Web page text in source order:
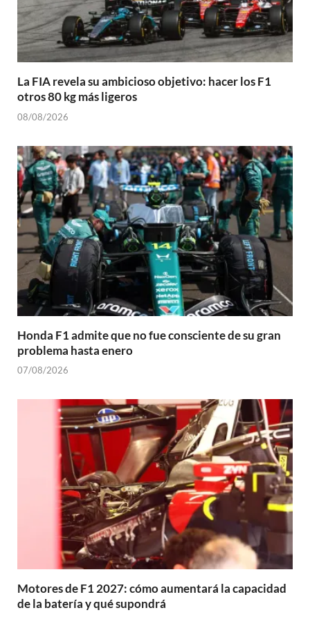
La FIA revela su ambicioso objetivo: hacer los F1
otros 80 kg más ligeros
08/08/2026
Honda F1 admite que no fue consciente de su gran
problema hasta enero
07/08/2026
Motores de F1 2027: cómo aumentará la capacidad
de la batería y qué supondrá